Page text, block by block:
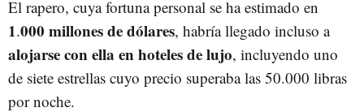
El rapero, cuya fortuna personal se ha estimado en
1.000 millones de dólares, habría llegado incluso a
alojarse con ella en hoteles de lujo, incluyendo uno
de siete estrellas cuyo precio superaba las 50.000 libras
por noche.